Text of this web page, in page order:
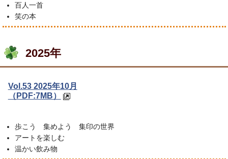
百人一首
笑の本
2025年
Vol.53 2025年10月
（PDF:7MB）
歩こう 集めよう 集印の世界
アートを楽しむ
温かい飲み物